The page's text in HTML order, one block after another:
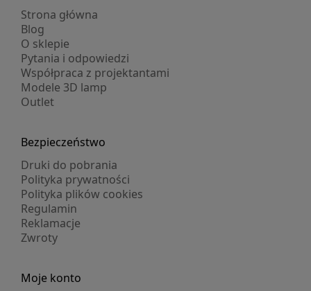
Strona główna
Blog
O sklepie
Pytania i odpowiedzi
Współpraca z projektantami
Modele 3D lamp
Outlet
Bezpieczeństwo
Druki do pobrania
Polityka prywatności
Polityka plików cookies
Regulamin
Reklamacje
Zwroty
Moje konto